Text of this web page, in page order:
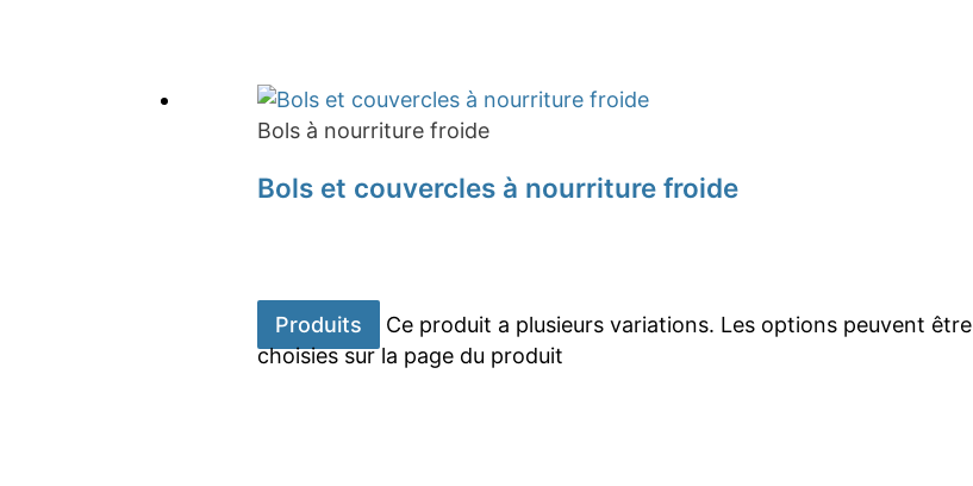
Bols à nourriture froide
Bols et couvercles à nourriture froide
Produits
Ce produit a plusieurs variations. Les options peuvent être
choisies sur la page du produit